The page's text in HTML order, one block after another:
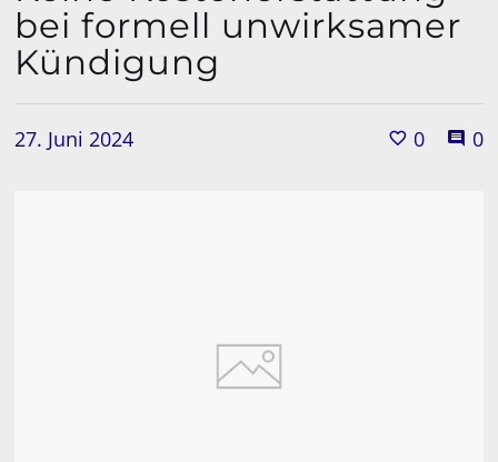
bei formell unwirksamer
Kündigung
27. Juni 2024 0 0